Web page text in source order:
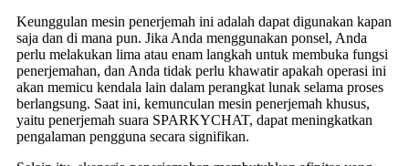
Keunggulan mesin penerjemah ini adalah dapat digunakan kapan
saja dan di mana pun. Jika Anda menggunakan ponsel, Anda
perlu melakukan lima atau enam langkah untuk membuka fungsi
penerjemahan, dan Anda tidak perlu khawatir apakah operasi ini
akan memicu kendala lain dalam perangkat lunak selama proses
berlangsung. Saat ini, kemunculan mesin penerjemah khusus,
yaitu penerjemah suara SPARKYCHAT, dapat meningkatkan
pengalaman pengguna secara signifikan.